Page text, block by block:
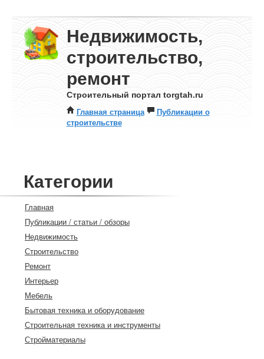
Недвижимость,
строительство,
ремонт
Строительный портал torgtah.ru
Главная страница
Публикации о
строительстве
Категории
Главная
Публикации / статьи / обзоры
Недвижимость
Строительство
Ремонт
Интерьер
Мебель
Бытовая техника и оборудование
Строительная техника и инструменты
Стройматериалы